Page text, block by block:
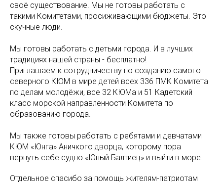
своё существование. Мы не готовы работать с
такими Комитетами, просиживающими бюджеты. Это
скучные люди.
Мы готовы работать с детьми города. И в лучших
традициях нашей страны - бесплатно!
Приглашаем к сотрудничеству по созданию самого
северного КЮМ в мире детей всех 336 ПМК Комитета
по делам молодёжи, все 32 КЮМа и 51 Кадетский
класс морской направленности Комитета по
образованию города.
Мы также готовы работать с ребятами и девчатами
КЮМ «Юнга» Аничкого дворца, которому пора
вернуть себе судно «Юный Балтиец» и выйти в море.
Отдельное спасибо за помощь жителям-патриотам